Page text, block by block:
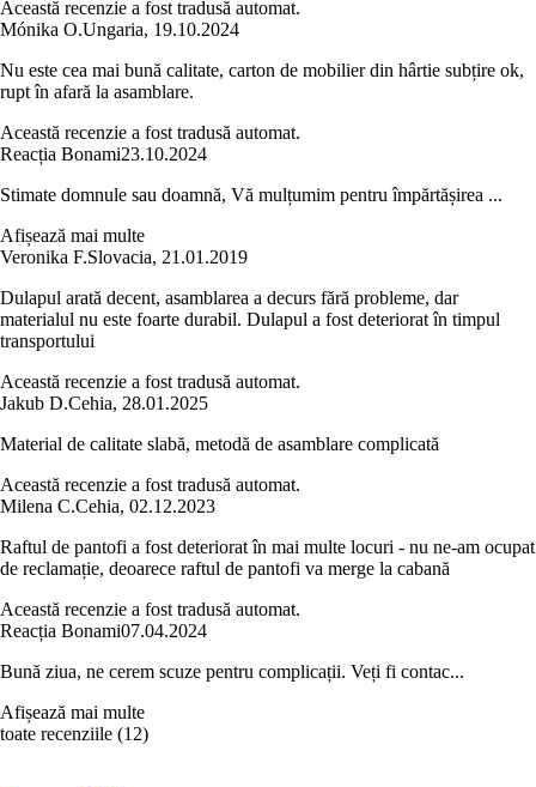
Această recenzie a fost tradusă automat.
Mónika O.Ungaria, 19.10.2024
Nu este cea mai bună calitate, carton de mobilier din hârtie subțire ok,
rupt în afară la asamblare.
Această recenzie a fost tradusă automat.
Reacția Bonami23.10.2024
Stimate domnule sau doamnă, Vă mulțumim pentru împărtășirea ...
Afișează mai multe
Veronika F.Slovacia, 21.01.2019
Dulapul arată decent, asamblarea a decurs fără probleme, dar
materialul nu este foarte durabil. Dulapul a fost deteriorat în timpul
transportului
Această recenzie a fost tradusă automat.
Jakub D.Cehia, 28.01.2025
Material de calitate slabă, metodă de asamblare complicată
Această recenzie a fost tradusă automat.
Milena C.Cehia, 02.12.2023
Raftul de pantofi a fost deteriorat în mai multe locuri - nu ne-am ocupat
de reclamație, deoarece raftul de pantofi va merge la cabană
Această recenzie a fost tradusă automat.
Reacția Bonami07.04.2024
Bună ziua, ne cerem scuze pentru complicații. Veți fi contac...
Afișează mai multe
toate recenziile (12)